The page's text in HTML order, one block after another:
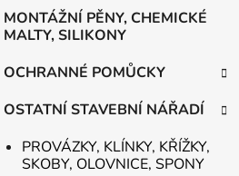
MONTÁŽNÍ PĚNY, CHEMICKÉ
MALTY, SILIKONY
OCHRANNÉ POMŮCKY
OSTATNÍ STAVEBNÍ NÁŘADÍ
PROVÁZKY, KLÍNKY, KŘÍŽKY,
SKOBY, OLOVNICE, SPONY